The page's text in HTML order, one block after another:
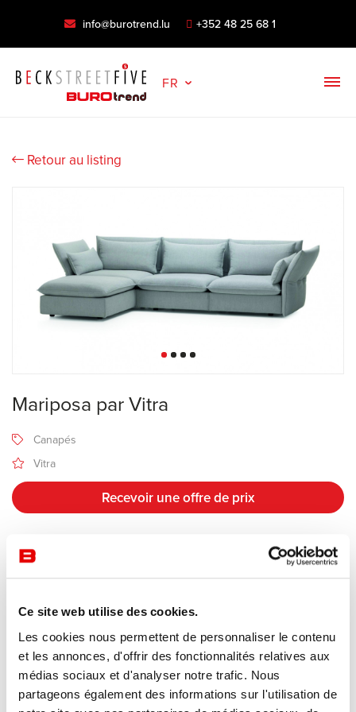
Ce site web utilise des cookies.
Les cookies nous permettent de personnaliser le contenu
et les annonces, d'offrir des fonctionnalités relatives aux
médias sociaux et d'analyser notre trafic. Nous
partageons également des informations sur l'utilisation de
info@burotrend.lu +352 48 25 68 1
FR
Retour au listing
Mariposa par Vitra
Canapés
Vitra
Recevoir une offre de prix
Description
Mariposa par Vitra est un canapé confortable, accueillant, aux
formes généreuses.
La grande innovation du Mariposa réside dans ses éléments
latéraux et dorsaux inclinables. Grâce à un mécanisme
d'engrenage intégré et invisible, vous pouvez :